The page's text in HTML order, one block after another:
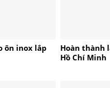
ôn inox lắp
Hoàn thành
Hồ Chí Minh